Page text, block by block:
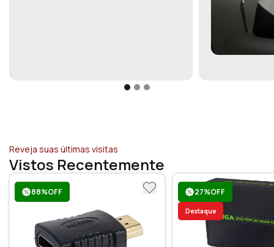
Reveja suas últimas visitas
Vistos Recentemente
88%OFF 27%OFF
Destaque